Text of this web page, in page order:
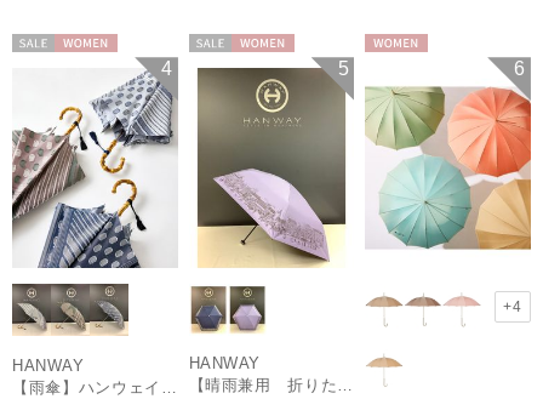
4
HANWAY
【雨傘】ハンウェイ (HANWAY) Pカットジャカード Dot & Stripe mix CJ ドット・アンド・ストライプ・シー・ジェー ショート長傘 日本製
5
HANWAY
6
+4